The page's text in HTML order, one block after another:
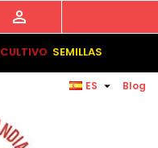
CULTIVO SEMILLAS
Blog
ES 
